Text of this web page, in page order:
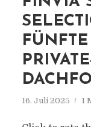
16. Juli 2025 1